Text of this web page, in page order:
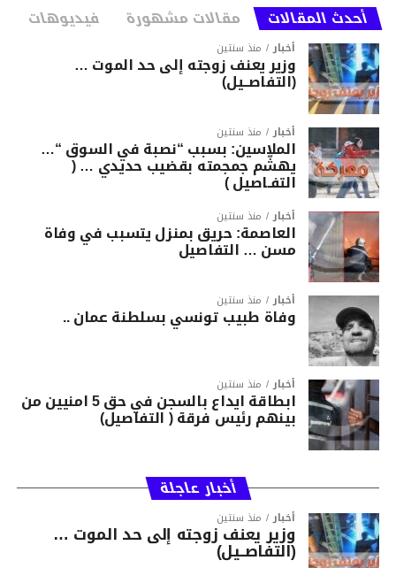
أحدث المقالات مقالات مشهورة فيديوهات
أخبار منذ سنتين
وزير يعنف زوجته إلى حد الموت …
(التفاصــيل)
أخبار منذ سنتين
الملاسين: بسبب “نصبة في السوق “…
يهشّم جمجمته بقضيب حديدي … (
التفـاصيل )
أخبار منذ سنتين
العاصمة: حريق بمنزل يتسبب في وفاة
مسن … التفاصيل
أخبار منذ سنتين
وفاة طبيب تونسي بسلطنة عمان ..
أخبار منذ سنتين
ابطاقة ايداع بالسجن في حق 5 امنيين من
بينهم رئيس فرقة ( التفاصيل)
أخبار عاجلة
أخبار منذ سنتين
وزير يعنف زوجته إلى حد الموت …
(التفاصــيل)